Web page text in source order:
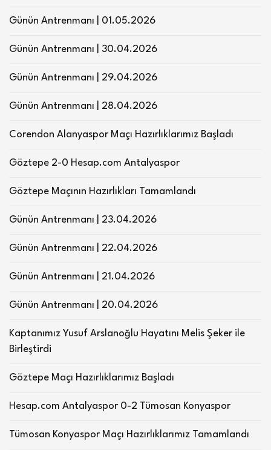
Günün Antrenmanı | 01.05.2026
Günün Antrenmanı | 30.04.2026
Günün Antrenmanı | 29.04.2026
Günün Antrenmanı | 28.04.2026
Corendon Alanyaspor Maçı Hazırlıklarımız Başladı
Göztepe 2-0 Hesap.com Antalyaspor
Göztepe Maçının Hazırlıkları Tamamlandı
Günün Antrenmanı | 23.04.2026
Günün Antrenmanı | 22.04.2026
Günün Antrenmanı | 21.04.2026
Günün Antrenmanı | 20.04.2026
Kaptanımız Yusuf Arslanoğlu Hayatını Melis Şeker ile
Birleştirdi
Göztepe Maçı Hazırlıklarımız Başladı
Hesap.com Antalyaspor 0-2 Tümosan Konyaspor
Tümosan Konyaspor Maçı Hazırlıklarımız Tamamlandı